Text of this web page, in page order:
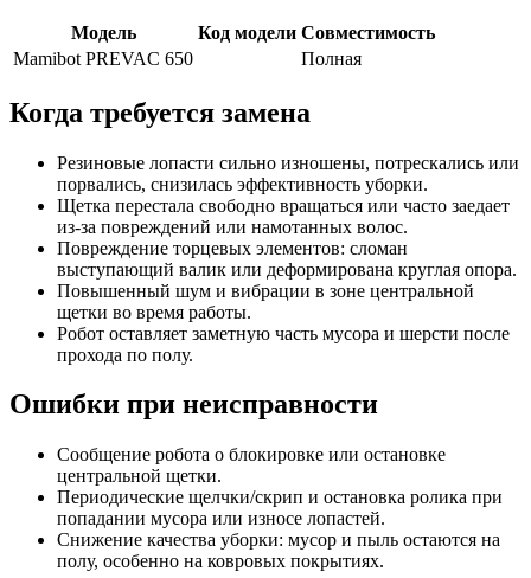
Модель Код модели Совместимость
Mamibot PREVAC 650
Полная
Когда требуется замена
Резиновые лопасти сильно изношены, потрескались или
порвались, снизилась эффективность уборки.
Щетка перестала свободно вращаться или часто заедает
из‑за повреждений или намотанных волос.
Повреждение торцевых элементов: сломан
выступающий валик или деформирована круглая опора.
Повышенный шум и вибрации в зоне центральной
щетки во время работы.
Робот оставляет заметную часть мусора и шерсти после
прохода по полу.
Ошибки при неисправности
Сообщение робота о блокировке или остановке
центральной щетки.
Периодические щелчки/скрип и остановка ролика при
попадании мусора или износе лопастей.
Снижение качества уборки: мусор и пыль остаются на
полу, особенно на ковровых покрытиях.